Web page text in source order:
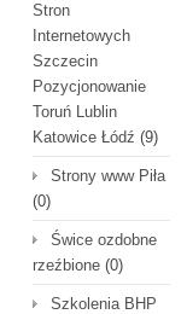
Stron
Internetowych
Szczecin
Pozycjonowanie
Toruń Lublin
Katowice Łódź (9)
Strony www Piła
(0)
Świce ozdobne
rzeźbione (0)
Szkolenia BHP